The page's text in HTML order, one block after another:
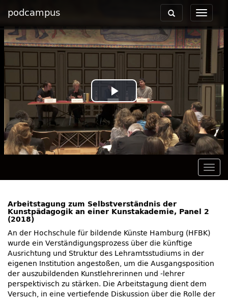
podcampus
Toggle
Toggle
navigation
Play
Video
Arbeitstagung zum Selbstverständnis der
Kunstpädagogik an einer Kunstakademie, Panel 2
(2018)
An der Hochschule für bildende Künste Hamburg (HFBK)
wurde ein Verständigungsprozess über die künftige
Ausrichtung und Struktur des Lehramtsstudiums in der
eigenen Institution angestoßen, um die Ausgangsposition
der auszubildenden Kunstlehrerinnen und -lehrer
perspektivisch zu stärken. Die Arbeitstagung dient dem
Versuch, in eine vertiefende Diskussion über die Rolle der